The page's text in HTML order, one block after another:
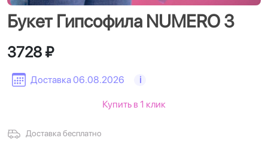
Букет Гипсофила NUMERO 3
Доставка 06.08.2026 i
3728 ₽
Доставка бесплатно
Купить в 1 клик